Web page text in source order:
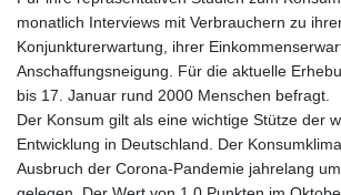
MMK
MNT
MOP 9.34149
MRU
MUR
MVR
MWK
monatlich Interviews mit Verbrauchern zu
Konjunkturerwartung, ihrer
Anschaffungsneigung. Für die aktuelle
bis 17. Januar rund 2000 Menschen befragt.
Der Konsum gilt als eine wichtige Stütze der
Entwicklung in Deutschland. Der
Ausbruch der Corona-Pandemie jahrelang